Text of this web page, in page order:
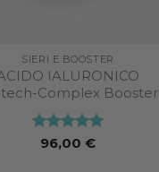
SIERI E BOOSTER
IALURONICO
Complex Booster
Valutato5
96,00 €